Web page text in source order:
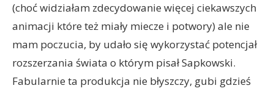
(choć widziałam zdecydowanie więcej ciekawszych
animacji które też miały miecze i potwory) ale nie
mam poczucia, by udało się wykorzystać potencjał
rozszerzania świata o którym pisał Sapkowski.
Fabularnie ta produkcja nie błyszczy, gubi gdzieś